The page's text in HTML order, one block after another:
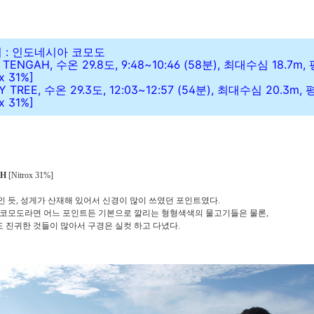
인도네시아 코모도
수온 29.8도, 9:48~10:46 (58분), 최대수심 18.7m,
31%]
TREE, 수온 29.3도, 12:03~12:57 (54분), 최대수심 20.3m,
31%]
[Nitrox 31%]
듯, 성게가 산재해 있어서 신경이 많이 쓰였던 포인트였다.
모도라면 어느 포인트든 기본으로 깔리는 형형색색의 물고기들은 물론,
진귀한 것들이 많아서 구경은 실컷 하고 다녔다.